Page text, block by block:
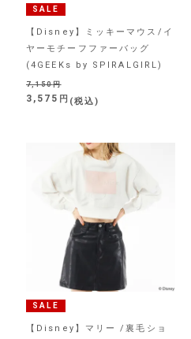
SALE
【Disney】ミッキーマウス/イ
ヤーモチーフファーバッグ
(4GEEKs by SPIRALGIRL)
7,150
3,575 税込
SALE
【Disney】マリー /裏毛ショ